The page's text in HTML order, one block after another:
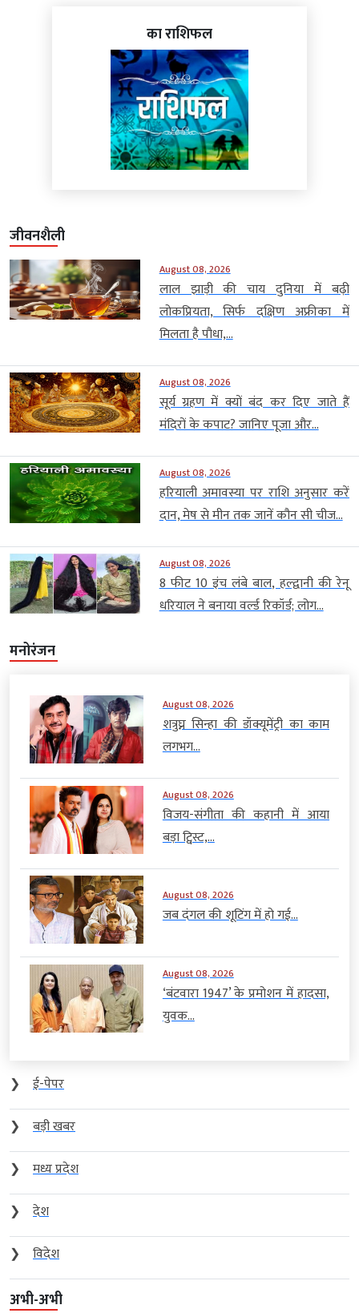
का राशिफल
जीवनशैली
August 08, 2026
लाल झाड़ी की चाय दुनिया में बढ़ी
लोकप्रियता, सिर्फ दक्षिण अफ्रीका में
मिलता है पौधा,...
August 08, 2026
सूर्य ग्रहण में क्यों बंद कर दिए जाते हैं
मंदिरों के कपाट? जानिए पूजा और...
August 08, 2026
हरियाली अमावस्या पर राशि अनुसार करें
दान, मेष से मीन तक जानें कौन सी चीज...
August 08, 2026
8 फीट 10 इंच लंबे बाल, हल्द्वानी की रेनू
धरियाल ने बनाया वर्ल्ड रिकॉर्ड; लोग...
मनोरंजन
August 08, 2026
शत्रुघ्न सिन्हा की डॉक्यूमेंट्री का काम
लगभग...
August 08, 2026
विजय-संगीता की कहानी में आया
बड़ा ट्विस्ट,...
August 08, 2026
जब दंगल की शूटिंग में हो गई...
August 08, 2026
‘बंटवारा 1947’ के प्रमोशन में हादसा,
युवक...
❯
ई-पेपर
❯
बड़ी खबर
❯
मध्य प्रदेश
❯
देश
❯
विदेश
अभी-अभी